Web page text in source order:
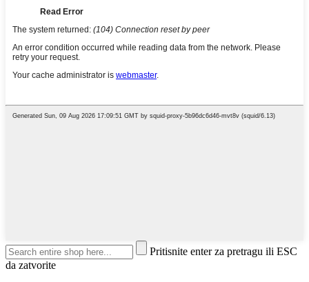
Pritisnite enter za pretragu ili ESC
da zatvorite